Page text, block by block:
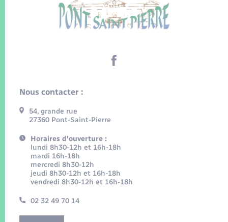
Nous contacter :
54, grande rue
27360 Pont-Saint-Pierre
Horaires d'ouverture :
lundi 8h30-12h et 16h-18h
mardi 16h-18h
mercredi 8h30-12h
jeudi 8h30-12h et 16h-18h
vendredi 8h30-12h et 16h-18h
02 32 49 70 14